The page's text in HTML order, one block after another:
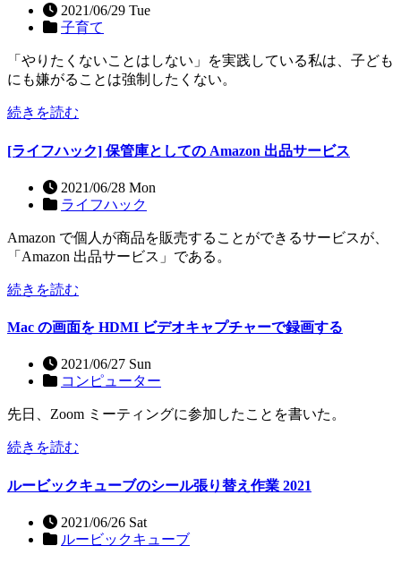
2021/06/29 Tue
子育て
「やりたくないことはしない」を実践している私は、子ども
にも嫌がることは強制したくない。
続きを読む
[ライフハック] 保管庫としての Amazon 出品サービス
2021/06/28 Mon
ライフハック
Amazon で個人が商品を販売することができるサービスが、
「Amazon 出品サービス」である。
続きを読む
Mac の画面を HDMI ビデオキャプチャーで録画する
2021/06/27 Sun
コンピューター
先日、Zoom ミーティングに参加したことを書いた。
続きを読む
ルービックキューブのシール張り替え作業 2021
2021/06/26 Sat
ルービックキューブ